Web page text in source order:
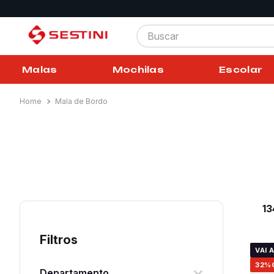
Buscar
Malas Mochilas Escolar
Mala de Bordo
Filtros
VAI
32%